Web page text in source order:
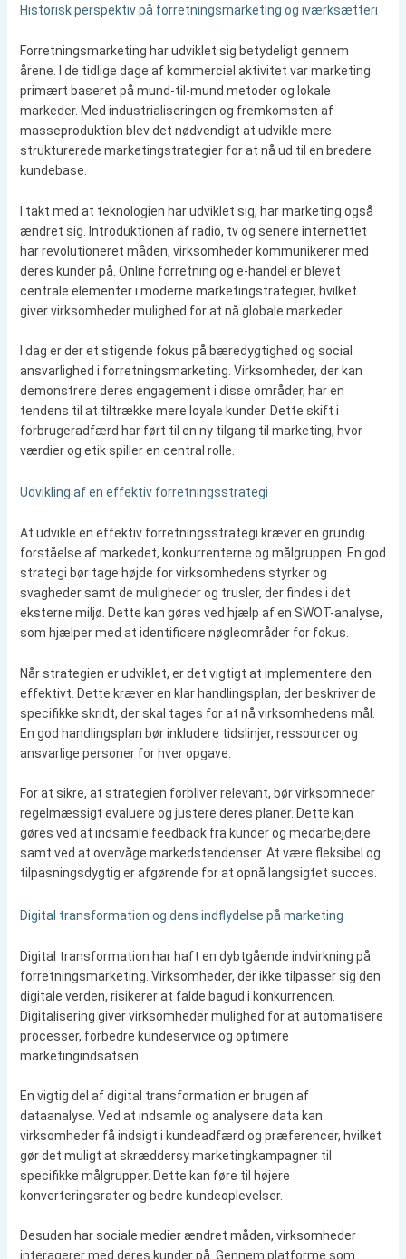
Historisk perspektiv på forretningsmarketing og iværksætteri
Forretningsmarketing har udviklet sig betydeligt gennem
årene. I de tidlige dage af kommerciel aktivitet var marketing
primært baseret på mund-til-mund metoder og lokale
markeder. Med industrialiseringen og fremkomsten af
masseproduktion blev det nødvendigt at udvikle mere
strukturerede marketingstrategier for at nå ud til en bredere
kundebase.
I takt med at teknologien har udviklet sig, har marketing også
ændret sig. Introduktionen af radio, tv og senere internettet
har revolutioneret måden, virksomheder kommunikerer med
deres kunder på. Online forretning og e-handel er blevet
centrale elementer i moderne marketingstrategier, hvilket
giver virksomheder mulighed for at nå globale markeder.
I dag er der et stigende fokus på bæredygtighed og social
ansvarlighed i forretningsmarketing. Virksomheder, der kan
demonstrere deres engagement i disse områder, har en
tendens til at tiltrække mere loyale kunder. Dette skift i
forbrugeradfærd har ført til en ny tilgang til marketing, hvor
værdier og etik spiller en central rolle.
Udvikling af en effektiv forretningsstrategi
At udvikle en effektiv forretningsstrategi kræver en grundig
forståelse af markedet, konkurrenterne og målgruppen. En god
strategi bør tage højde for virksomhedens styrker og
svagheder samt de muligheder og trusler, der findes i det
eksterne miljø. Dette kan gøres ved hjælp af en SWOT-analyse,
som hjælper med at identificere nøgleområder for fokus.
Når strategien er udviklet, er det vigtigt at implementere den
effektivt. Dette kræver en klar handlingsplan, der beskriver de
specifikke skridt, der skal tages for at nå virksomhedens mål.
En god handlingsplan bør inkludere tidslinjer, ressourcer og
ansvarlige personer for hver opgave.
For at sikre, at strategien forbliver relevant, bør virksomheder
regelmæssigt evaluere og justere deres planer. Dette kan
gøres ved at indsamle feedback fra kunder og medarbejdere
samt ved at overvåge markedstendenser. At være fleksibel og
tilpasningsdygtig er afgørende for at opnå langsigtet succes.
Digital transformation og dens indflydelse på marketing
Digital transformation har haft en dybtgående indvirkning på
forretningsmarketing. Virksomheder, der ikke tilpasser sig den
digitale verden, risikerer at falde bagud i konkurrencen.
Digitalisering giver virksomheder mulighed for at automatisere
processer, forbedre kundeservice og optimere
marketingindsatsen.
En vigtig del af digital transformation er brugen af
dataanalyse. Ved at indsamle og analysere data kan
virksomheder få indsigt i kundeadfærd og præferencer, hvilket
gør det muligt at skræddersy marketingkampagner til
specifikke målgrupper. Dette kan føre til højere
konverteringsrater og bedre kundeoplevelser.
Desuden har sociale medier ændret måden, virksomheder
interagerer med deres kunder på. Gennem platforme som